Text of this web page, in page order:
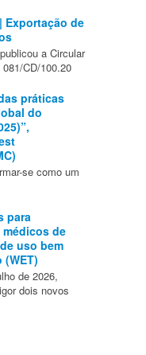
Exportação de
a Circular
CD/100.20
práticas
do
se como um
para
de
uso bem
de 2026,
dois novos